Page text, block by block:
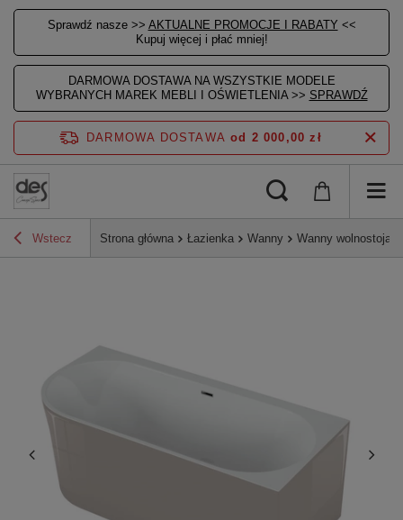
Sprawdź nasze >> AKTUALNE PROMOCJE I RABATY <<
Kupuj więcej i płać mniej!
DARMOWA DOSTAWA NA WSZYSTKIE MODELE
WYBRANYCH MAREK MEBLI I OŚWIETLENIA >> SPRAWDŹ
DARMOWA DOSTAWA od 2 000,00 zł
Wstecz Strona główna Łazienka Wanny Wanny